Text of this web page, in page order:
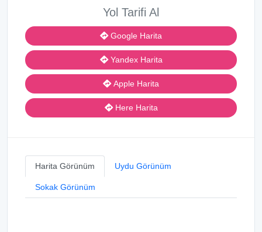
Yol Tarifi Al
Google Harita
Yandex Harita
Apple Harita
Here Harita
Harita Görünüm Uydu Görünüm
Sokak Görünüm